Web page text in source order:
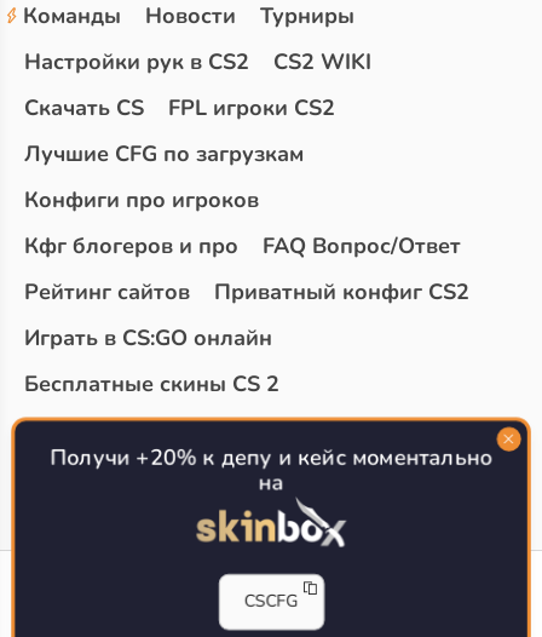
Команды Новости
Турниры
Настройки рук в CS2
CS2 WIKI
Скачать CS
FPL игроки CS2
Лучшие CFG по загрузкам
Конфиги про игроков
Кфг блогеров и про
FAQ Вопрос/Ответ
Рейтинг сайтов
Приватный конфиг CS2
Играть в CS:GO онлайн
Бесплатные скины CS 2
Топ сайтов с халявой КС 2
О проекте
Получи +20% к депу и кейс моментально
на
CSCFG